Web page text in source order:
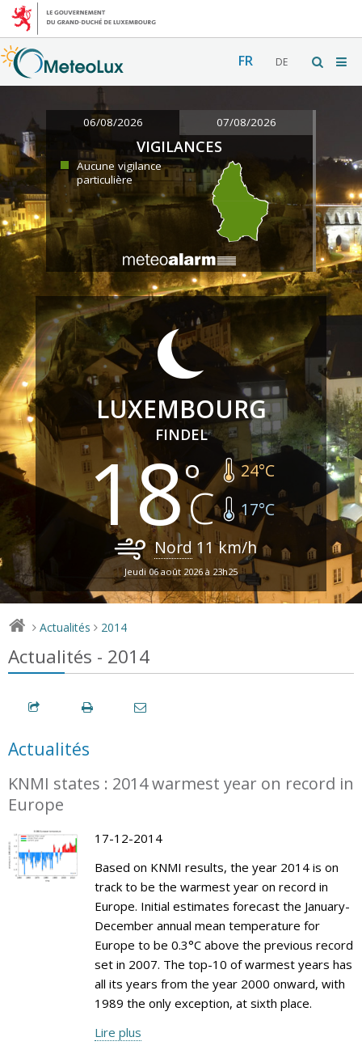
FR DE
06/08/2026 07/08/2026
VIGILANCES
Aucune vigilance
particulière
LUXEMBOURG
FINDEL
18 24°C
17°C
Nord 11km/h
Jeudi 06 août 2026 à 23h25
> Actualités > 2014
Actualités - 2014
Actualités
KNMI states : 2014 warmest year on record in
Europe
17-12-2014
Based on KNMI results, the year 2014 is on
track to be the warmest year on record in
Europe. Initial estimates forecast the January-
December annual mean temperature for
Europe to be 0.3°C above the previous record
set in 2007. The top-10 of warmest years has
all its years from the year 2000 onward, with
1989 the only exception, at sixth place.
Lire plus